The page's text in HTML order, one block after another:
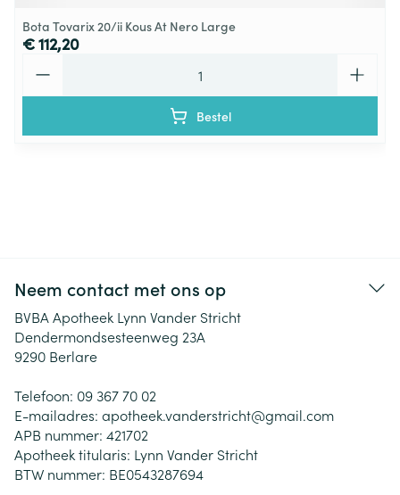
Bota Tovarix 20/ii Kous At Nero Large
€ 112,20
Bestel
Neem contact met ons op
BVBA Apotheek Lynn Vander Stricht
Dendermondsesteenweg 23A
9290 Berlare
Telefoon: 09 367 70 02
E-mailadres: apotheek.vanderstricht@gmail.com
APB nummer: 421702
Apotheek titularis: Lynn Vander Stricht
BTW nummer: BE0543287694